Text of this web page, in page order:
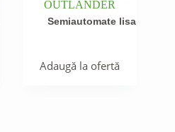
OUTLANDER
Semiautomate lisa
Adaugă la ofertă